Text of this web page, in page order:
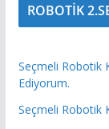
ROBOTİK
Seçmeli Robotik
Ediyorum.
Seçmeli Robotik